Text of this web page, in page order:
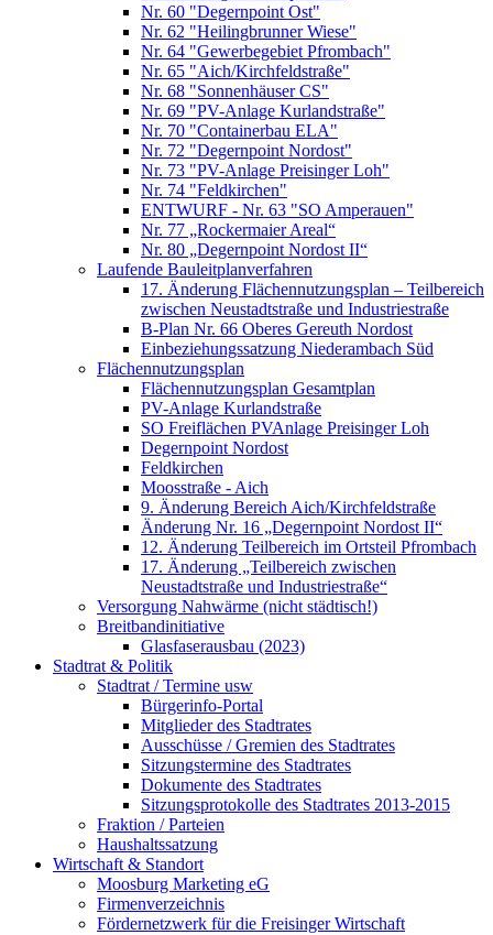
Nr. 60 "Degernpoint Ost"
Nr. 62 "Heilingbrunner Wiese"
Nr. 64 "Gewerbegebiet Pfrombach"
Nr. 65 "Aich/Kirchfeldstraße"
Nr. 68 "Sonnenhäuser CS"
Nr. 69 "PV-Anlage Kurlandstraße"
Nr. 70 "Containerbau ELA"
Nr. 72 "Degernpoint Nordost"
Nr. 73 "PV-Anlage Preisinger Loh"
Nr. 74 "Feldkirchen"
ENTWURF - Nr. 63 "SO Amperauen"
Nr. 77 „Rockermaier Areal“
Nr. 80 „Degernpoint Nordost II“
Laufende Bauleitplanverfahren
17. Änderung Flächennutzungsplan – Teilbereich
zwischen Neustadtstraße und Industriestraße
B-Plan Nr. 66 Oberes Gereuth Nordost
Einbeziehungssatzung Niederambach Süd
Flächennutzungsplan
Flächennutzungsplan Gesamtplan
PV-Anlage Kurlandstraße
SO Freiflächen PV­Anlage Preisinger Loh
Degernpoint Nordost
Feldkirchen
Moosstraße - Aich
9. Änderung Bereich Aich/Kirchfeldstraße
Änderung Nr. 16 „Degernpoint Nordost II“
12. Änderung Teilbereich im Ortsteil Pfrombach
17. Änderung „Teilbereich zwischen
Neustadtstraße und Industriestraße“
Versorgung Nahwärme (nicht städtisch!)
Breitbandinitiative
Glasfaserausbau (2023)
Stadtrat & Politik
Stadtrat / Termine usw
Bürgerinfo-Portal
Mitglieder des Stadtrates
Ausschüsse / Gremien des Stadtrates
Sitzungstermine des Stadtrates
Dokumente des Stadtrates
Sitzungsprotokolle des Stadtrates 2013-2015
Fraktion / Parteien
Haushaltssatzung
Wirtschaft & Standort
Moosburg Marketing eG
Firmenverzeichnis
Fördernetzwerk für die Freisinger Wirtschaft